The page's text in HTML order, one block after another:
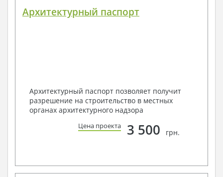
Архитектурный паспорт
Архитектурный паспорт позволяет получит
разрешение на строительство в местных
органах архитектурного надзора
Цена проекта 3 500 грн.